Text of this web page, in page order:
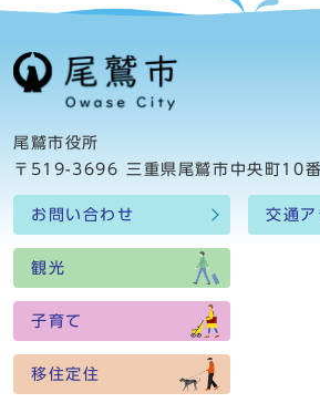
尾鷲市役所
〒519-3696 三重県尾鷲市中央町10
お問い合わせ 交通ア
観光
子育て
移住定住